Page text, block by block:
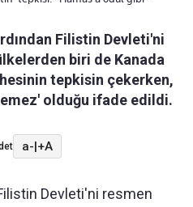
Filistin Devleti'ni
biri de Kanada
tepkisin çekerken,
olduğu ifade edildi.
a-|+A
Devleti'ni resmen